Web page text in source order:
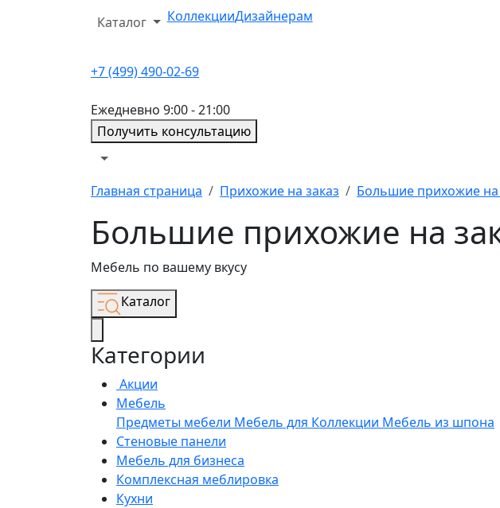
Каталог КоллекцииДизайнерам
+7 (499) 490-02-69
Ежедневно 9:00 - 21:00
Получить консультацию
Главная страница Прихожие на заказ Большие прихожие на
Большие прихожие на
Мебель по вашему вкусу
Каталог
Категории
Акции
Мебель
Предметы мебели Мебель для Коллекции Мебель из шпона
Стеновые панели
Мебель для бизнеса
Комплексная меблировка
Кухни